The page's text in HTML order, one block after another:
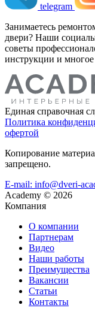
telegram
Занимаетесь
двери? Наши
советы
инструкции и многое
Единая справочная
Политика
офертой
Копирование
запрещено.
E-mail: info@dveri-
Academy © 2026
Компания
О компании
Партнерам
Видео
Наши работы
Преимущества
Вакансии
Статьи
Контакты